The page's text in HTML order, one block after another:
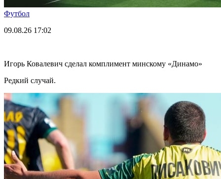
Футбол
09.08.26 17:02
Игорь Ковалевич сделал комплимент минскому «Динамо»
Редкий случай.